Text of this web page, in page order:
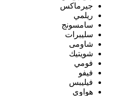
جيرماكس
ريلمي
سامسونج
سليبرات
شاومى
شويتيك
فومي
فيفو
فيليبس
هواوي